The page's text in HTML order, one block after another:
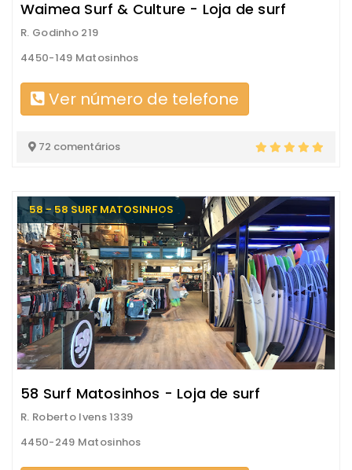
Waimea Surf & Culture - Loja de surf
R. Godinho 219
4450-149 Matosinhos
Ver número de telefone
72 comentários
58 - 58 SURF MATOSINHOS
58 Surf Matosinhos - Loja de surf
R. Roberto Ivens 1339
4450-249 Matosinhos